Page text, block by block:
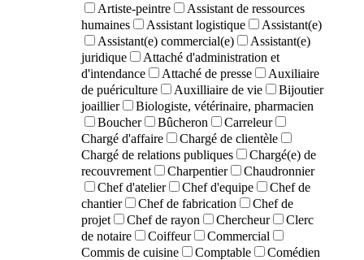
Artiste-peintre
Assistant de ressources
humaines
Assistant logistique
Assistant(e)
Assistant(e) commercial(e)
Assistant(e)
juridique
Attaché d'administration et
d'intendance
Attaché de presse
Auxiliaire
de puériculture
Auxilliaire de vie
Bijoutier
joaillier
Biologiste, vétérinaire, pharmacien
Boucher
Bûcheron
Carreleur
Chargé d'affaire
Chargé de clientèle
Chargé de relations publiques
Chargé(e) de
recouvrement
Charpentier
Chaudronnier
Chef d'atelier
Chef d'equipe
Chef de
chantier
Chef de fabrication
Chef de
projet
Chef de rayon Chercheur
Clerc
de notaire
Coiffeur
Commercial
Commis de cuisine
Comptable
Comédien